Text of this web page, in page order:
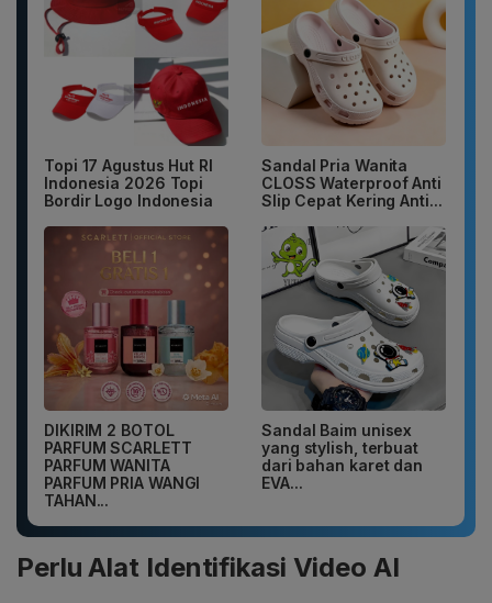
Topi 17 Agustus Hut RI
Indonesia 2026 Topi
Bordir Logo Indonesia
Sandal Pria Wanita
CLOSS Waterproof Anti
Slip Cepat Kering Anti...
DIKIRIM 2 BOTOL
PARFUM SCARLETT
PARFUM WANITA
PARFUM PRIA WANGI
TAHAN...
Sandal Baim unisex
yang stylish, terbuat
dari bahan karet dan
EVA...
Perlu Alat Identifikasi Video AI